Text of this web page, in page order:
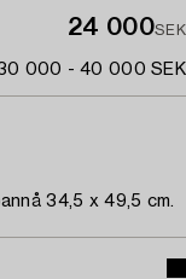
24 000SEK
000 - 40 000 SEK
34,5 x 49,5 cm.